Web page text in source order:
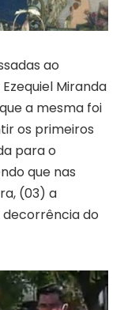
ao
Miranda
a mesma foi
os primeiros
para o
que nas
(03) a
do